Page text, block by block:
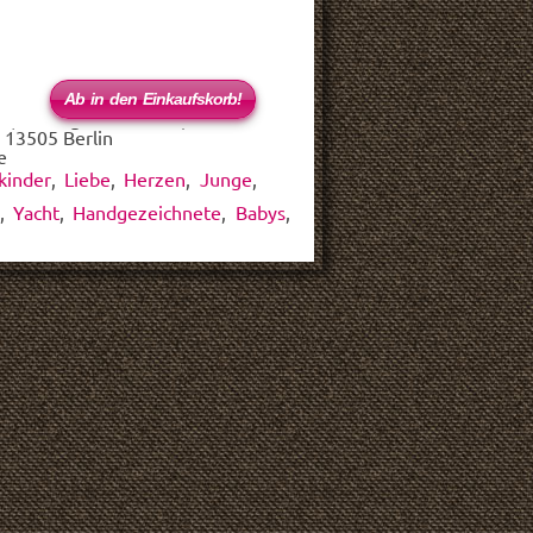
(haftungsbeschränkt)
13505 Berlin
, Liebe Herzen Junge
Yacht Handgezeichnete Babys,